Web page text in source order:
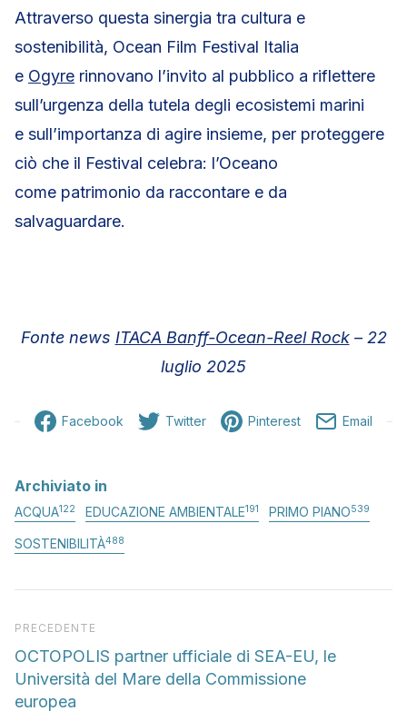
Attraverso questa sinergia tra cultura e
sostenibilità, Ocean Film Festival Italia
e Ogyre rinnovano l’invito al pubblico a riflettere
sull’urgenza della tutela degli ecosistemi marini
e sull’importanza di agire insieme, per proteggere
ciò che il Festival celebra: l’Oceano
come patrimonio da raccontare e da
salvaguardare.
Fonte news ITACA Banff-Ocean-Reel Rock– 22
luglio 2025
Facebook Twitter Pinterest Email
Archiviato in
ACQUA122 EDUCAZIONE AMBIENTALE191 PRIMO PIANO539
SOSTENIBILITÀ488
Articolo precedente
PRECEDENTE
OCTOPOLIS partner ufficiale di SEA-EU, le
Università del Mare della Commissione
europea